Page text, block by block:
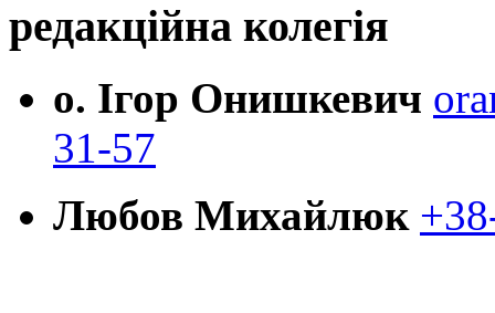
редакційна колегія
о. Ігор Онишкевич
31-57
Любов Михайлюк